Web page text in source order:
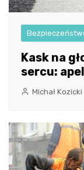
Kask na
sercu:
Michał Kozicki